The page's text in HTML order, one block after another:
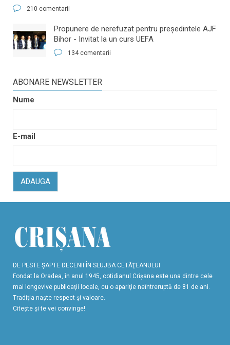
210 comentarii
​Propunere de nerefuzat pentru preşedintele AJF
Bihor - Invitat la un curs UEFA
134 comentarii
ABONARE NEWSLETTER
Nume
E-mail
ADAUGA
DE PESTE ŞAPTE DECENII ÎN SLUJBA CETĂŢEANULUI
Fondat la Oradea, în anul 1945, cotidianul Crişana este una dintre cele
mai longevive publicaţii locale, cu o apariţie neîntreruptă de 81 de ani.
Tradiţia naşte respect şi valoare.
Citeşte şi te vei convinge!